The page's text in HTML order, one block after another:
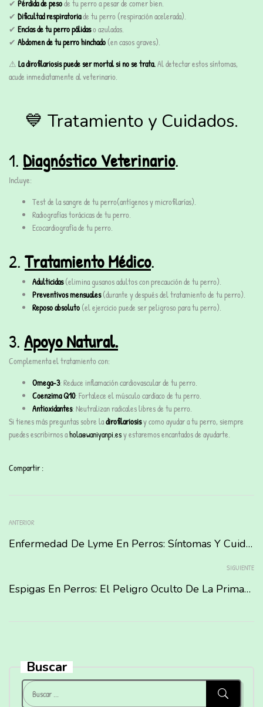
Buscar
✔ Pérdida de pesode tu perro a pesar de comer bien.
✔ Dificultad respiratoriade tu perro (respiración acelerada).
✔ Encías de tu perro pálidaso azuladas.
✔ Abdomen de tu perro hinchado (en casos graves).
⚠ La dirofilariosis puede ser mortal si no se trata.Al detectar estos síntomas,
acude inmediatamente al veterinario.
💙 Tratamiento y Cuidados.
1. Diagnóstico Veterinario.
Incluye:
Test de la sangre de tu perro(antígenos y microfilarías).
Radiografías torácicas de tu perro.
Ecocardiografía de tu perro.
2. Tratamiento Médico.
Adulticidas(elimina gusanos adultos con precaución de tu perro).
Preventivos mensuales(durante y después del tratamiento de tu perro).
Reposo absoluto (el ejercicio puede ser peligroso para tu perro).
3. Apoyo Natural.
Complementa el tratamiento con:
Omega-3: Reduce inflamación cardiovascular de tu perro.
Coenzima Q10: Fortalece el músculo cardíaco de tu perro.
Antioxidantes: Neutralizan radicales libres de tu perro.
Si tienes más preguntas sobre ladirofilariosisy como ayudar a tu perro, siempre
puedes escribirnos ahola@waniyanpi.esy estaremos encantados de ayudarte.
Compartir :
ANTERIOR
Enfermedad De Lyme En Perros: Síntomas Y Cuidados Para Tu Canino.
SIGUIENTE
Espigas En Perros: El Peligro Oculto De La Primavera Y Cómo Proteger A Tu Mascota.